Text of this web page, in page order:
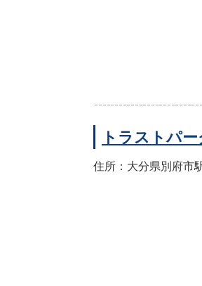
トラストパ
住所：大分県別府市